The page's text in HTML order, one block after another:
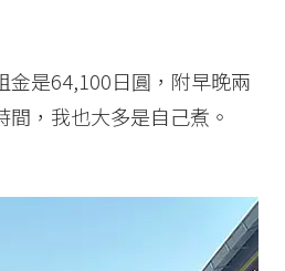
金是64,100日圓，附早晚兩
，我也大多是自己煮。